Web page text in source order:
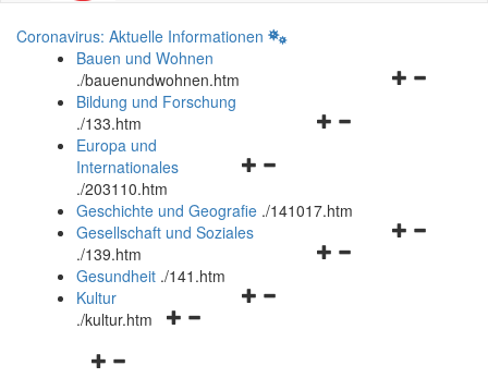
Coronavirus: Aktuelle Informationen
Bauen und Wohnen
./bauenundwohnen.htm
Navigationsmenü
Bildung und Forschung
./133.htm
Navigationsmenü
und
schließen
Europa und
Internationales
./203110.htm
Geschichte und Geografie ./141017.htm
Navigationsmenü
Gesellschaft und Soziales
./139.htm
Navigationsmenü
Gesundheit ./141.htm
Navigationsmenü
Kultur
./kultur.htm
Navigationsmenü